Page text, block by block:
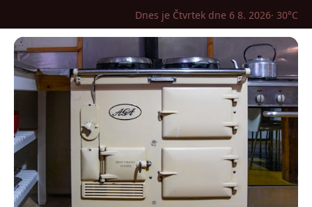
Dnes je Čtvrtek dne 6 8. 2026· 30°C